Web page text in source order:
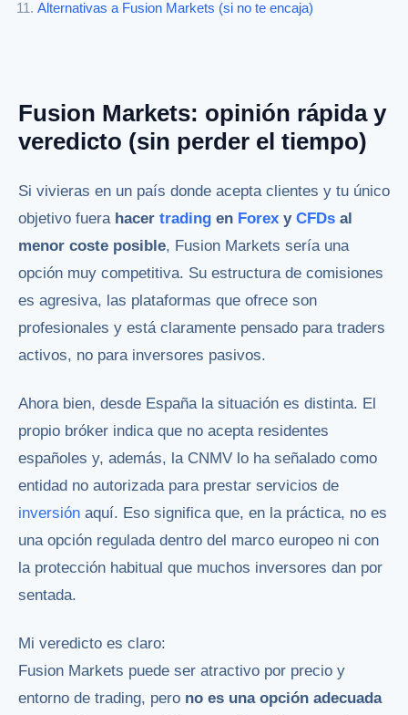
Alternativas a Fusion Markets (si no te encaja)
Fusion Markets: opinión rápida y
veredicto (sin perder el tiempo)
Si vivieras en un país donde acepta clientes y tu único
objetivo fuera hacer trading en Forex y CFDs al
menor coste posible, Fusion Markets sería una
opción muy competitiva. Su estructura de comisiones
es agresiva, las plataformas que ofrece son
profesionales y está claramente pensado para traders
activos, no para inversores pasivos.
Ahora bien, desde España la situación es distinta. El
propio bróker indica que no acepta residentes
españoles y, además, la CNMV lo ha señalado como
entidad no autorizada para prestar servicios de
inversión aquí. Eso significa que, en la práctica, no es
una opción regulada dentro del marco europeo ni con
la protección habitual que muchos inversores dan por
sentada.
Mi veredicto es claro:
Fusion Markets puede ser atractivo por precio y
entorno de trading, pero no es una opción adecuada